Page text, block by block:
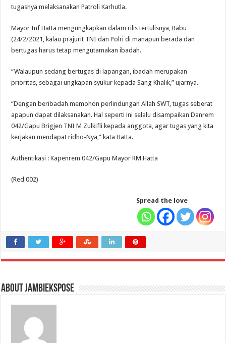
tugasnya melaksanakan Patroli Karhutla.
Mayor Inf Hatta mengungkapkan dalam rilis tertulisnya, Rabu
(24/2/2021, kalau prajurit TNI dan Polri di manapun berada dan
bertugas harus tetap mengutamakan ibadah.
“Walaupun sedang bertugas di lapangan, ibadah merupakan
prioritas, sebagai ungkapan syukur kepada Sang Khalik,” ujarnya.
“Dengan beribadah memohon perlindungan Allah SWT, tugas seberat
apapun dapat dilaksanakan. Hal seperti ini selalu disampaikan Danrem
042/Gapu Brigjen TNI M Zulkifli kepada anggota, agar tugas yang kita
kerjakan mendapat ridho-Nya,” kata Hatta.
Authentikasi : Kapenrem 042/Gapu Mayor RM Hatta
(Red 002)
Spread the love
About jambiekspose